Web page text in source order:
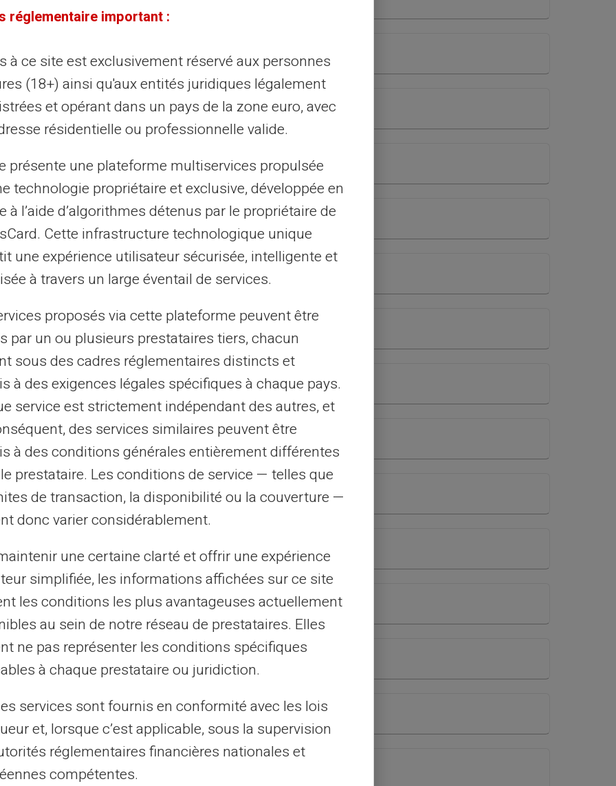
a bank with an IBAN?
a bank?
without a bank?
without a bank with a French IBAN?
without a bank?
card without a bank?
account?
expenses
réglementaire important :
à ce site est exclusivement réservé aux personnes
(18+) ainsi qu'aux entités juridiques légalement
et opérant dans un pays de la zone euro, avec
résidentielle ou professionnelle valide.
présente une plateforme multiservices propulsée
technologie propriétaire et exclusive, développée en
à l’aide d’algorithmes détenus par le propriétaire de
Cette infrastructure technologique unique
une expérience utilisateur sécurisée, intelligente et
à travers un large éventail de services.
proposés via cette plateforme peuvent être
par un ou plusieurs prestataires tiers, chacun
sous des cadres réglementaires distincts et
à des exigences légales spécifiques à chaque pays.
service est strictement indépendant des autres, et
des services similaires peuvent être
à des conditions générales entièrement différentes
prestataire. Les conditions de service — telles que
de transaction, la disponibilité ou la couverture —
donc varier considérablement.
une certaine clarté et offrir une expérience
simplifiée, les informations affichées sur ce site
les conditions les plus avantageuses actuellement
au sein de notre réseau de prestataires. Elles
ne pas représenter les conditions spécifiques
à chaque prestataire ou juridiction.
services sont fournis en conformité avec les lois
et, lorsque c’est applicable, sous la supervision
réglementaires financières nationales et
compétentes.